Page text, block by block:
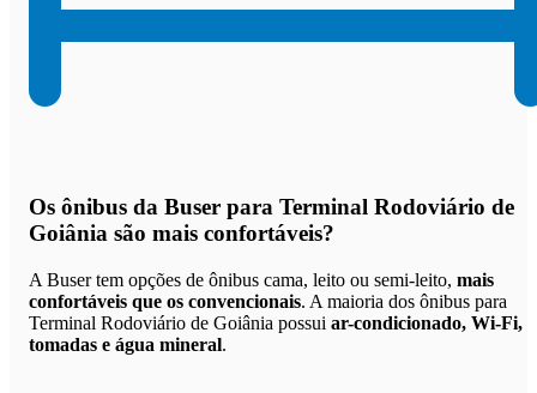
Os ônibus da Buser para Terminal Rodoviário de
Goiânia são mais confortáveis?
A Buser tem opções de ônibus cama, leito ou semi-leito, mais
confortáveis que os convencionais. A maioria dos ônibus para
Terminal Rodoviário de Goiânia possui ar-condicionado, Wi-Fi,
tomadas e água mineral.